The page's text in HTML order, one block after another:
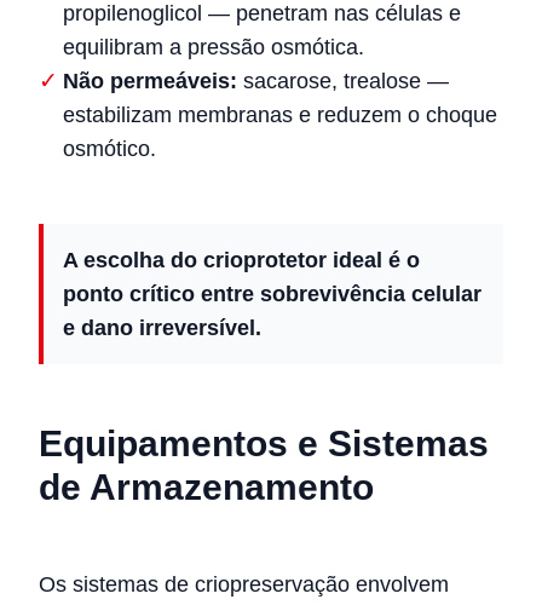
propilenoglicol — penetram nas células e
equilibram a pressão osmótica.
Não permeáveis: sacarose, trealose —
estabilizam membranas e reduzem o choque
osmótico.
A escolha do crioprotetor ideal é o
ponto crítico entre sobrevivência celular
e dano irreversível.
Equipamentos e Sistemas
de Armazenamento
Os sistemas de criopreservação envolvem